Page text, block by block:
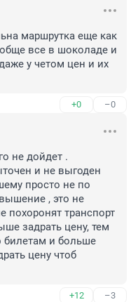
маршрутка еще как
все в шоколаде и
у четом цен и их
+0 –0
не дойдет .
и не выгоден
просто не по
, это не
похоронят транспорт
задрать цену, тем
билетам и больше
цену чтоб
+12 –3